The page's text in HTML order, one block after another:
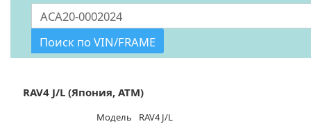
Поиск по VIN/FRAME
RAV4 J/L (Япония, ATM)
Модель
RAV4 J/L